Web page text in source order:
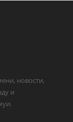
новости,
и